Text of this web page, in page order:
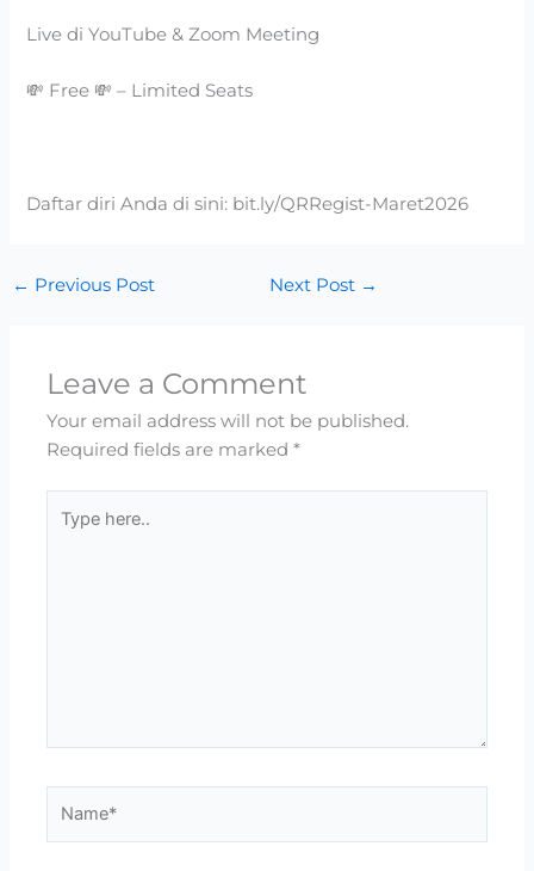
Live di YouTube & Zoom Meeting
💸 Free 💸 – Limited Seats
Daftar diri Anda di sini: bit.ly/QRRegist-Maret2026
← Previous Post Next Post →
Leave a Comment
Your email address will not be published.
Required fields are marked*
here..